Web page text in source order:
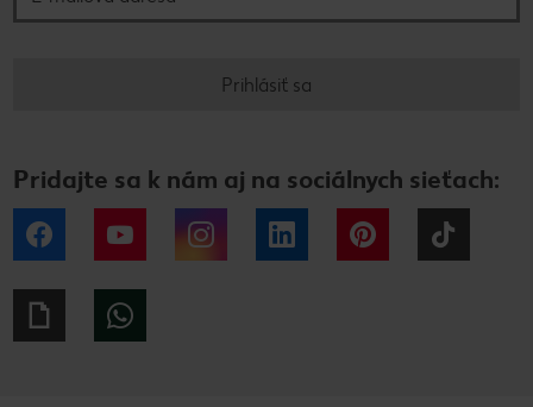
Prihlásiť sa
Pridajte sa k nám aj na sociálnych sieťach:
Facebook YouTube Instagram LinkedIn Pinterest
Giphy